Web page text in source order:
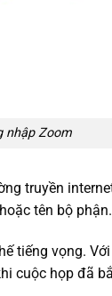
nhập Zoom
truyền
tên bộ phận.
tiếng vọng.
cuộc họp đã